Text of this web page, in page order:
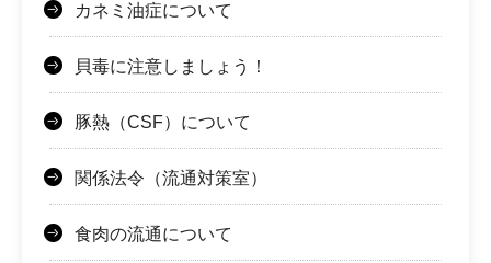
カネミ油症について
貝毒に注意しましょう！
豚熱（CSF）について
関係法令（流通対策室）
食肉の流通について